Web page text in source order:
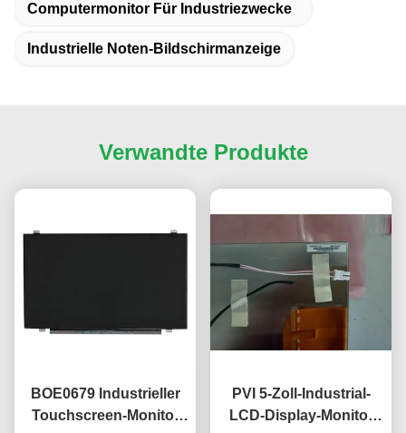
Computermonitor Für Industriezwecke
Industrielle Noten-Bildschirmanzeige
Verwandte Produkte
BOE0679 Industrieller
Touchscreen-Monitor
PVI 5-Zoll-Industrial-
LCD-Display-Monitor